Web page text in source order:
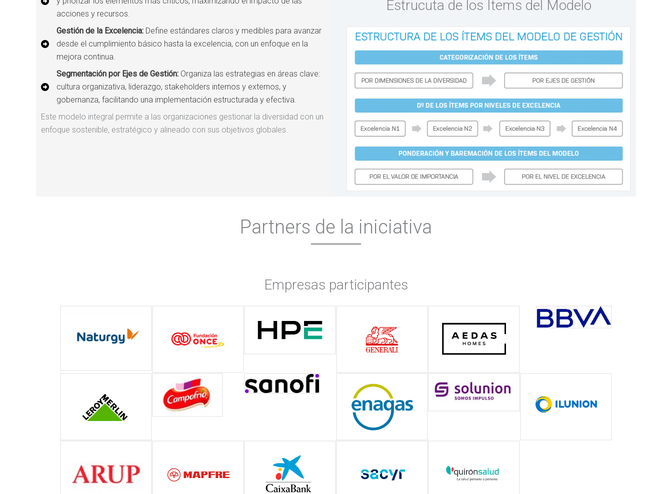
acciones y recursos.
Gestión de la Excelencia: Define estándares claros y medibles para avanzar
desde el cumplimiento básico hasta la excelencia, con un enfoque en la
mejora continua.
Segmentación por Ejes de Gestión: Organiza las estrategias en áreas clave:
cultura organizativa, liderazgo, stakeholders internos y externos, y
gobernanza, facilitando una implementación estructurada y efectiva.
Este modelo integral permite a las organizaciones gestionar la diversidad con un
enfoque sostenible, estratégico y alineado con sus objetivos globales.
Estrucuta de los Ítems del Modelo
Partners de la iniciativa
Empresas participantes